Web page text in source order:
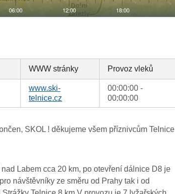
WWW stránky Provoz vleků
www.ski-
telnice.cz
00:00:00 -
00:00:00
SKOL ! děkujeme všem příznivcům Telnice
Labem cca 20 km, po otevření dálnice D8 je
návštěvníky ze směru od Prahy tak i od